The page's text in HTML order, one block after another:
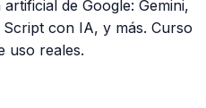
de Google: Gemini,
con IA, y más. Curso
uso reales.